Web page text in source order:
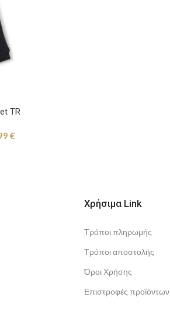
TR
€
Χρήσιμα Link
Τρόποι πληρωμής
Τρόποι αποστολής
Όροι Χρήσης
Επιστροφές προϊόντων